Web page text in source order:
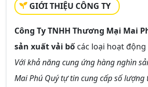
GIỚI THIỆU CÔNG TY
Công Ty TNHH Thương Mại Mai
sản xuất vải bố các loại hoạt
Với khả năng cung ứng hàng nghìn
Mai Phú Quý tự tin cung cấp số